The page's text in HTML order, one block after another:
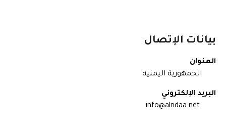
بيانات الإتصال
العنوان
الجمهورية اليمنية
البريد الإلكتروني
info@alndaa.net